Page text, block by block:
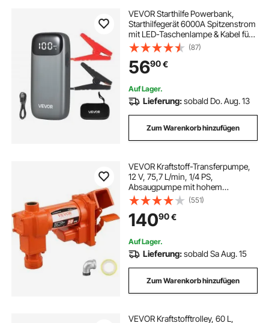
VEVOR Starthilfe Powerbank,
Starthilfegerät 6000A Spitzenstrom
mit LED-Taschenlampe & Kabel für
Motor bis zu 10L Diesel/Benzin,
Autobatterie Booster mit
Schnellladung & Sicherheitsschutz
für Notfall
(87)
5690€
Auf Lager.
Lieferung:sobald Do. Aug. 13
Zum Warenkorb hinzufügen
VEVOR Kraftstoff-Transferpumpe,
12 V, 75,7 L/min, 1/4 PS,
Absaugpumpe mit hohem
Durchfluss & Kraftstoff-
Sammelkasten-Design für Benzin,
Diesel, Kerosin, Biodiesel, Ethanol-
& Methanolmischungen
(551)
14090€
Auf Lager.
Lieferung:sobald Sa Aug. 15
Zum Warenkorb hinzufügen
VEVOR Kraftstofftrolley, 60 L,